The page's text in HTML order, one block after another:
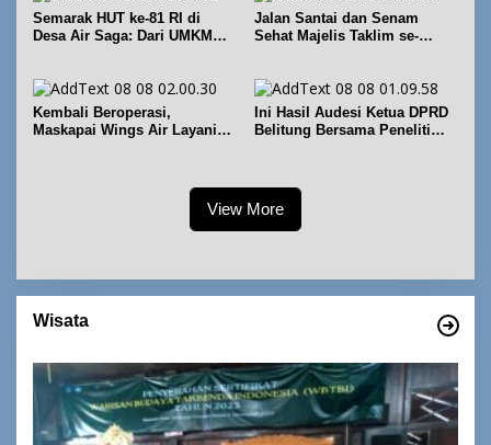
Semarak HUT ke-81 RI di
Desa Air Saga: Dari UMKM
Jalan Santai dan Senam
Sehat Majelis Taklim se-
Kembali Beroperasi,
Maskapai Wings Air Layani
Ini Hasil Audesi Ketua DPRD
Belitung Bersama Peneliti
View More
Wisata